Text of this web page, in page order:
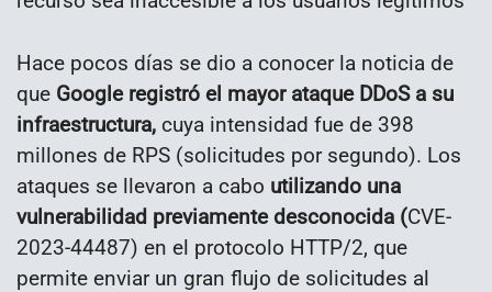
Hace pocos días se dio a conocer la noticia de
que Google registró el mayor ataque DDoS a su
infraestructura, cuya intensidad fue de 398
millones de RPS (solicitudes por segundo). Los
ataques se llevaron a cabo utilizando una
vulnerabilidad previamente desconocida (CVE-
2023-44487) en el protocolo HTTP/2, que
permite enviar un gran flujo de solicitudes al